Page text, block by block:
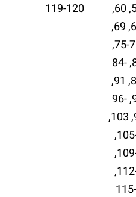
54-56, 60,
63, 66, 69,
73, 75-78,
80-81, 84-
85, 88, 91,
93-94, 96-
97, 99, 103,
105-106,
109-110,
112-113,
119-120